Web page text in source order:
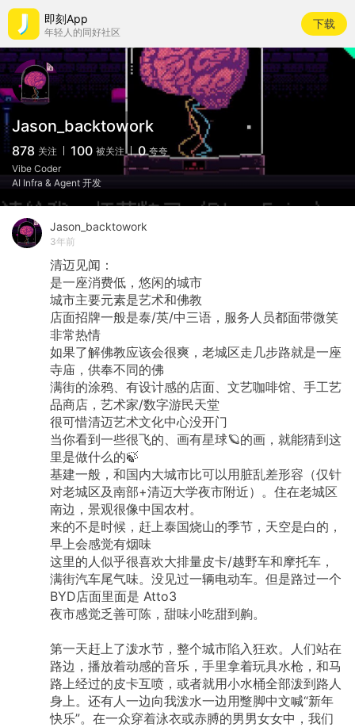
即刻App
年轻人的同好社区
下载
Jason_backtowork
878 关注 100 被关注 0 夸夸
Vibe Coder
AI Infra & Agent 开发
Jason_backtowork
3年前
清迈见闻：
是一座消费低，悠闲的城市
城市主要元素是艺术和佛教
店面招牌一般是泰/英/中三语，服务人员都面带微笑
非常热情
如果了解佛教应该会很爽，老城区走几步路就是一座
寺庙，供奉不同的佛
满街的涂鸦、有设计感的店面、文艺咖啡馆、手工艺
品商店，艺术家/数字游民天堂
很可惜清迈艺术文化中心没开门
当你看到一些很飞的、画有星球🪐的画，就能猜到这
里是做什么的🍃
基建一般，和国内大城市比可以用脏乱差形容（仅针
对老城区及南部+清迈大学夜市附近）。住在老城区
南边，景观很像中国农村。
来的不是时候，赶上泰国烧山的季节，天空是白的，
早上会感觉有烟味
这里的人似乎很喜欢大排量皮卡/越野车和摩托车，
满街汽车尾气味。没见过一辆电动车。但是路过一个
BYD店面里面是 Atto3
夜市感觉乏善可陈，甜味小吃甜到齁。
第一天赶上了泼水节，整个城市陷入狂欢。人们站在
路边，播放着动感的音乐，手里拿着玩具水枪，和马
路上经过的皮卡互喷，或者就用小水桶全部泼到路人
身上。还有人一边向我泼水一边用蹩脚中文喊“新年
快乐”。在一众穿着泳衣或赤膊的男男女女中，我们